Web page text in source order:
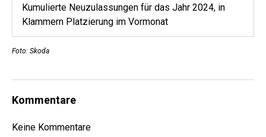
Kumulierte Neuzulassungen für das Jahr 2024, in
Klammern Platzierung im Vormonat
Foto: Skoda
Kommentare
Keine Kommentare